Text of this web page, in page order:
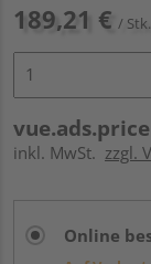
189,21 € / Stk.
inkl. MwSt. zzgl.
Online